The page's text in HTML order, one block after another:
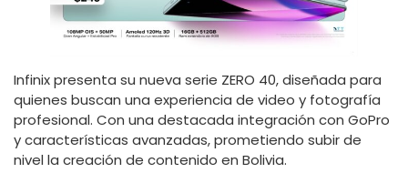
Infinix presenta su nueva serie ZERO 40, diseñada para
quienes buscan una experiencia de video y fotografía
profesional. Con una destacada integración con GoPro
y características avanzadas, prometiendo subir de
nivel la creación de contenido en Bolivia.